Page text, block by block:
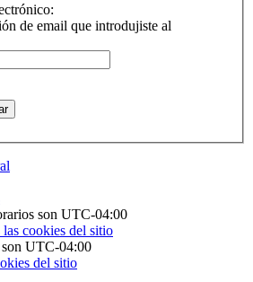
de email que introdujiste al
son UTC-04:00
cookies del sitio
UTC-04:00
del sitio